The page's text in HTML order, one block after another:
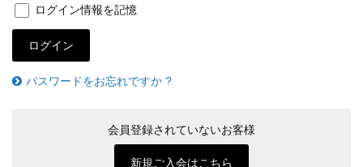
ログイン情報を記憶
パスワードをお忘れですか ?
会員登録されていないお客様
新規ご入会はこちら